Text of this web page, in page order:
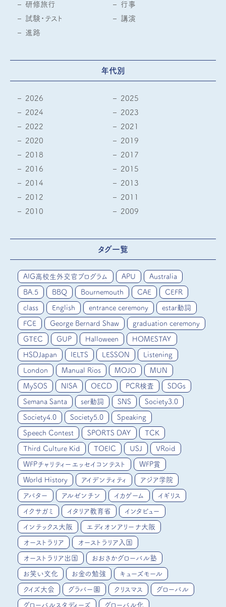
研修旅行
行事
試験・テスト
講演
進路
年代別
2026
2025
2024
2023
2022
2021
2020
2019
2018
2017
2016
2015
2014
2013
2012
2011
2010
2009
タグ一覧
AIG高校生外交官プログラム APU Australia
BA.5 BBQ Bournemouth CAE CEFR
class English entrance ceremony estar動詞
FCE George Bernard Shaw graduation ceremony
GTEC GUP Halloween HOMESTAY
HSDJapan IELTS LESSON Listening
London Manual Rios MOJO MUN
MySOS NISA OECD PCR検査 SDGs
Semana Santa ser動詞 SNS Society3.0
Society4.0 Society5.0 Speaking
Speech Contest SPORTS DAY TCK
Third Culture Kid TOEIC USJ VRoid
WFPチャリティーエッセイコンテスト WFP賞
World History アイデンティティ アジア学院
アバター アルゼンチン イカゲーム イギリス
イクサガミ イタリア教育省 インタビュー
インテックス大阪 エディオンアリーナ大阪
オーストラリア オーストラリア入国
オーストラリア出国 おおさかグローバル塾
お笑い文化 お金の勉強 キューズモール
クイズ大会 グラバー園 クリスマス グローバル
グローバルスタディーズ グローバル化